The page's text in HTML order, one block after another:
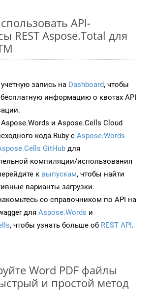
API-
REST Aspose.Total для
запись на Dashboard, чтобы
информацию о квотах API
и Aspose.Cells Cloud
кода Ruby с Aspose.Words
GitHub для
компиляции/использования
к выпускам, чтобы найти
варианты загрузки.
со справочником по API на
для Aspose.Words и
, чтобы узнать больше об REST API.
Word PDF файлы
и простой метод